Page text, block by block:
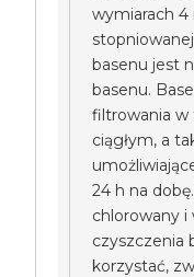
wymiarach 4
basenu jest
basenu.
filtrowania
ciągłym, a
24 h na
chlorowany i
czyszczenia
korzystać,